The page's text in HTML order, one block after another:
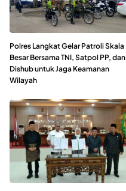
Polres Langkat Gelar Patroli Skala
Besar Bersama TNI, Satpol PP, dan
Dishub untuk Jaga Keamanan
Wilayah